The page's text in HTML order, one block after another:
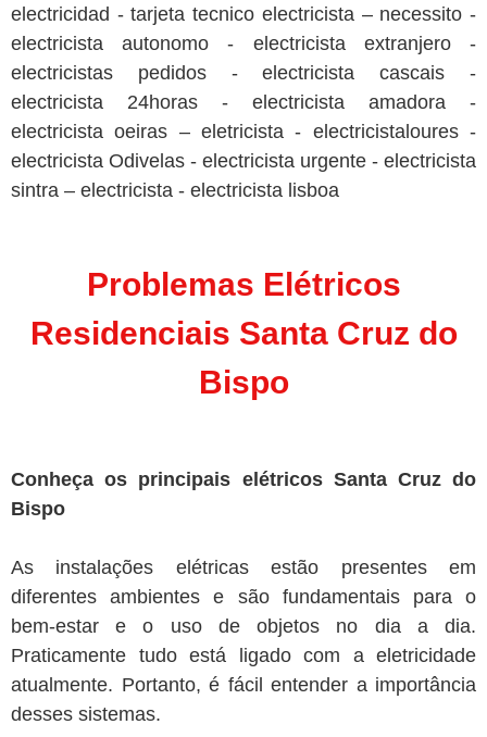
electricidad - tarjeta tecnico electricista – necessito -
electricista autonomo - electricista extranjero -
electricistas pedidos - electricista cascais -
electricista 24horas - electricista amadora -
electricista oeiras – eletricista - electricistaloures -
electricista Odivelas - electricista urgente - electricista
sintra – electricista - electricista lisboa
Problemas Elétricos
Residenciais Santa Cruz do
Bispo
Conheça os principais elétricos Santa Cruz do
Bispo
As instalações elétricas estão presentes em
diferentes ambientes e são fundamentais para o
bem-estar e o uso de objetos no dia a dia.
Praticamente tudo está ligado com a eletricidade
atualmente. Portanto, é fácil entender a importância
desses sistemas.